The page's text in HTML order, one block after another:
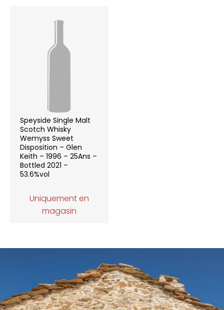
Speyside Single Malt
Scotch Whisky
Wemyss Sweet
Disposition – Glen
Keith – 1996 – 25Ans –
Bottled 2021 –
53.6%vol
Uniquement en
magasin